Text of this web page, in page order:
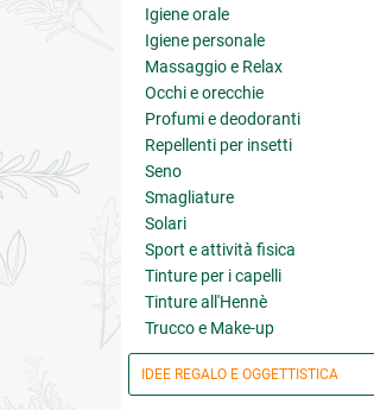
Igiene orale
Igiene personale
Massaggio e Relax
Occhi e orecchie
Profumi e deodoranti
Repellenti per insetti
Seno
Smagliature
Solari
Sport e attività fisica
Tinture per i capelli
Tinture all'Hennè
Trucco e Make-up
IDEE REGALO E OGGETTISTICA